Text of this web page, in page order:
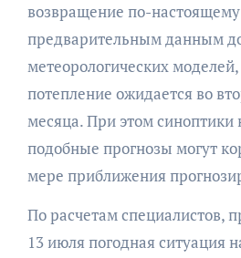
возвращение по-
предварительным данным
метеорологических
потепление ожидается во
месяца. При этом синоптики
подобные прогнозы могут
мере приближения
По расчетам специалистов,
13 июля погодная ситуация